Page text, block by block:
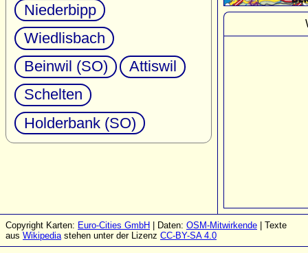
Niederbipp
Wiedlisbach
Beinwil (SO)
Attiswil
Schelten
Holderbank (SO)
Copyright Karten: Euro-Cities GmbH | Daten: OSM-Mitwirkende | Texte
aus Wikipediastehen unter der Lizenz CC-BY-SA 4.0